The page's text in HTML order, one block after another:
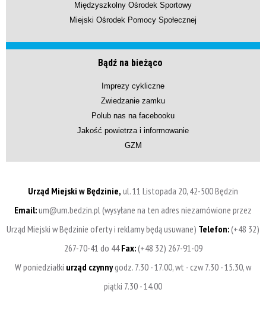
Międzyszkolny Ośrodek Sportowy
Miejski Ośrodek Pomocy Społecznej
Bądź na bieżąco
Imprezy cykliczne
Zwiedzanie zamku
Polub nas na facebooku
Jakość powietrza i informowanie
GZM
Urząd Miejski w Będzinie, ul. 11 Listopada 20, 42-500 Będzin
Email:um@um.bedzin.pl (wysyłane na ten adres niezamówione przez
Urząd Miejski w Będzinie oferty i reklamy będą usuwane) Telefon:(+48 32)
267-70-41 do 44Fax:(+48 32) 267-91-09
W poniedziałki urząd czynnygodz. 7.30 - 17.00, wt - czw 7.30 - 15.30, w
piątki 7.30 - 14.00